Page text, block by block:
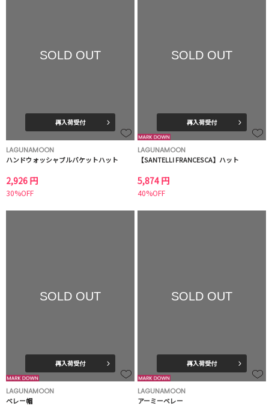
SOLD OUT
再入荷受付
LAGUNAMOON
ハンドウォッシャブルバケットハット
2,926 円
30%OFF
SOLD OUT
再入荷受付
LAGUNAMOON
【SANTELLI FRANCESCA】ハット
5,874 円
40%OFF
SOLD OUT
再入荷受付
LAGUNAMOON
ベレー帽
SOLD OUT
再入荷受付
LAGUNAMOON
アーミーベレー